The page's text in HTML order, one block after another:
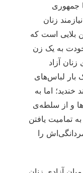
جمهوری
زنان
بلایی‌ است که
به یک زن
آزاد
بار لباس‌های
خندید؛ اما به
و از سلطه‌ی
تمامیت یافتن
را